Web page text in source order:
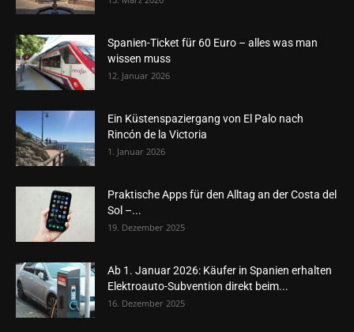
Spanien-Ticket für 60 Euro – alles was man
wissen muss
12. Januar 2026
Ein Küstenspaziergang von El Palo nach
Rincón de la Victoria
1. Januar 2026
Praktische Apps für den Alltag an der Costa del
Sol –...
19. Dezember 2025
Ab 1. Januar 2026: Käufer in Spanien erhalten
Elektroauto-Subvention direkt beim...
16. Dezember 2025